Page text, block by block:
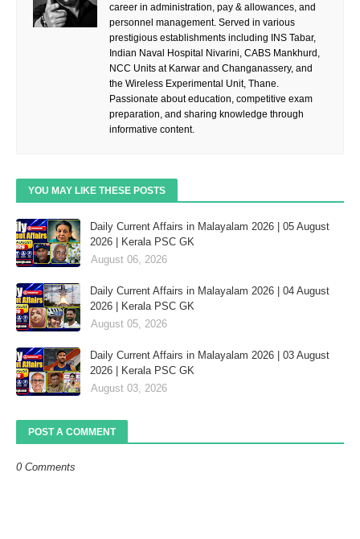
career in administration, pay & allowances, and
personnel management. Served in various
prestigious establishments including INS Tabar,
Indian Naval Hospital Nivarini, CABS Mankhurd,
NCC Units at Karwar and Changanassery, and
the Wireless Experimental Unit, Thane.
Passionate about education, competitive exam
preparation, and sharing knowledge through
informative content.
YOU MAY LIKE THESE POSTS
Daily Current Affairs in Malayalam 2026 | 05 August
2026 | Kerala PSC GK
August 06, 2026
Daily Current Affairs in Malayalam 2026 | 04 August
2026 | Kerala PSC GK
August 05, 2026
Daily Current Affairs in Malayalam 2026 | 03 August
2026 | Kerala PSC GK
August 03, 2026
POST A COMMENT
0 Comments